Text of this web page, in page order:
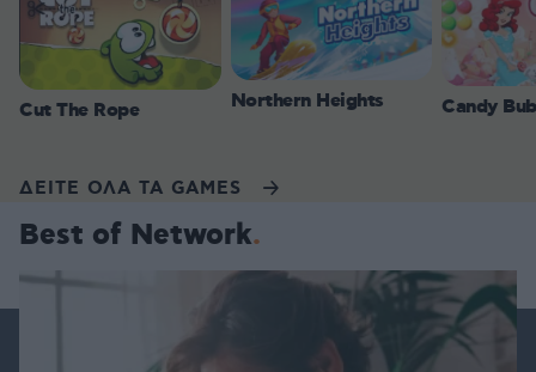
Cut The Rope Northern Heights Candy
ΔΕΙΤΕ ΟΛΑ ΤΑ GAMES
Best of Network